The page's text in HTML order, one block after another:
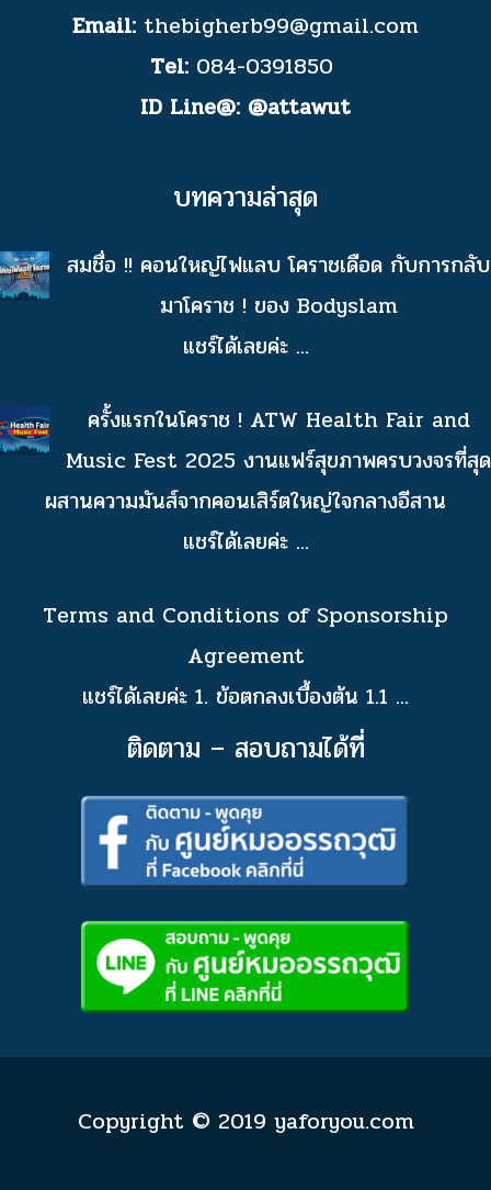
Email: thebigherb99@gmail.com
Tel: 084-0391850
ID Line@: @attawut
บทความล่าสุด
สมชื่อ !! คอนใหญ่ไฟแลบ โคราชเดือด กับการกลับ
มาโคราช ! ของ Bodyslam
แชร์ได้เลยค่ะ ...
ครั้งแรกในโคราช ! ATW Health Fair and
Music Fest 2025 งานแฟร์สุขภาพครบวงจรที่สุด
ผสานความมันส์จากคอนเสิร์ตใหญ่ใจกลางอีสาน
แชร์ได้เลยค่ะ ...
Terms and Conditions of Sponsorship
Agreement
แชร์ได้เลยค่ะ 1. ข้อตกลงเบื้องต้น 1.1 ...
ติดตาม – สอบถามได้ที่
Copyright © 2019 yaforyou.com